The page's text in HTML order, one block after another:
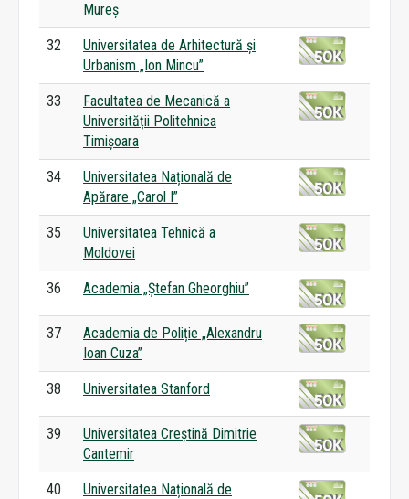
Mureș
32
Universitatea de Arhitectură și
Urbanism „Ion Mincu”
33
Facultatea de Mecanică a
Universității Politehnica
Timișoara
34
Universitatea Națională de
Apărare „Carol I”
35
Universitatea Tehnică a
Moldovei
36 Academia „Ștefan Gheorghiu”
37
Academia de Poliție „Alexandru
Ioan Cuza”
38 Universitatea Stanford
39
Universitatea Creștină Dimitrie
Cantemir
40
Universitatea Națională de